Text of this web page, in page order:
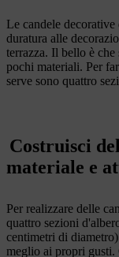
Le candele
duratura alle
terrazza. Il bello è che
pochi materiali. Per
serve sono quattro
Costruisci
materiale e
Per realizzare delle
quattro sezioni
centimetri di
meglio ai propri